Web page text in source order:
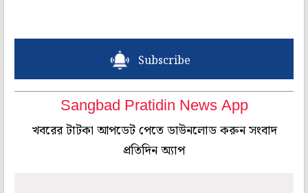
Subscribe
Sangbad Pratidin News App
খবরের টাটকা আপডেট পেতে ডাউনলোড করুন সংবাদ
প্রতিদিন অ্যাপ